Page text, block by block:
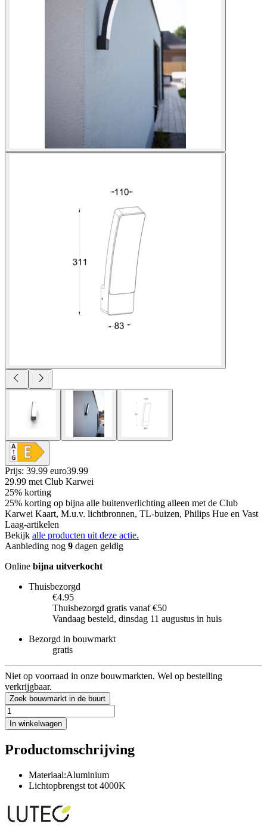
Prijs: 39.99 euro39.99
29.99 met Club Karwei
25% korting
25% korting op bijna alle buitenverlichting alleen met de Club
Karwei Kaart, M.u.v. lichtbronnen, TL-buizen, Philips Hue en Vast
Laag-artikelen
Bekijk alle producten uit deze actie.
Aanbieding nog 9 dagen geldig
Online bijna uitverkocht
Thuisbezorgd
€4.95
Thuisbezorgd gratis vanaf €50
Vandaag besteld, dinsdag 11 augustus in huis
Bezorgd in bouwmarkt
gratis
Niet op voorraad in onze bouwmarkten. Wel op bestelling
verkrijgbaar.
Zoek bouwmarkt in de buurt
In winkelwagen
Productomschrijving
Materiaal:Aluminium
Lichtopbrengst tot 4000K